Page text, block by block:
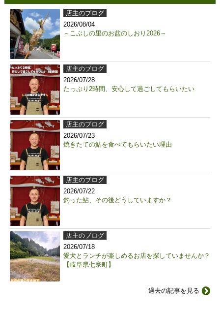
店主のブログ
2026/08/04
～こぶしの里のお盆のしおり2026～
店主のブログ
2026/07/28
たっぷり2時間、安心して過ごしてもらいたい
店主のブログ
2026/07/23
焼きたての鮎を食べてもらいたい理由
店主のブログ
2026/07/22
釣った鮎、その後どうしていますか？
店主のブログ
2026/07/18
愛犬とランチが楽しめるお店を探していませんか？
【岐阜県七宗町】
過去の記事を見る